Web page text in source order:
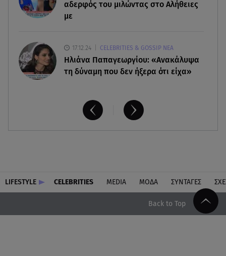
αδερφός του μιλώντας στο Αλήθειες
με
17.12.24 CELEBRITIES & GOSSIP ΝΕΑ
Ηλιάνα Παπαγεωργίου: «Ανακάλυψα
τη δύναμη που δεν ήξερα ότι είχα»
LIFESTYLE CELEBRITIES MEDIA ΜΟΔΑ ΣΥΝΤΑΓΕΣ
Back to Top